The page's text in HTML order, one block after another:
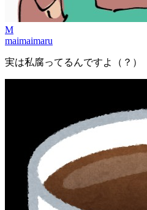
M
maimaimaru
実は私腐ってるんですよ（？）